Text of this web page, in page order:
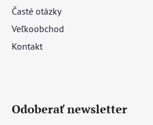
Časté otázky
Veľkoobchod
Kontakt
Odoberať newsletter